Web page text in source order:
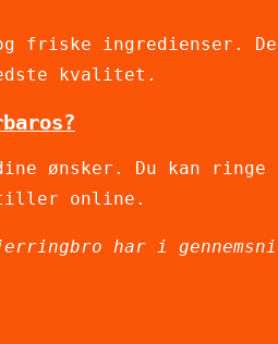
friske ingredienser.
kvalitet.
ønsker. Du kan ringe
online.
har i